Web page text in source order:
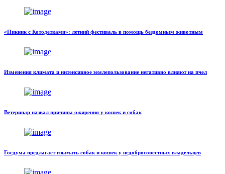
«Пикник с Котодетками»: летний фестиваль в помощь бездомным животным
Изменения климата и интенсивное землепользование негативно влияют на пчел
Ветеринар назвал причины ожирения у кошек и собак
Госдума предлагает изымать собак и кошек у недобросовестных владельцев